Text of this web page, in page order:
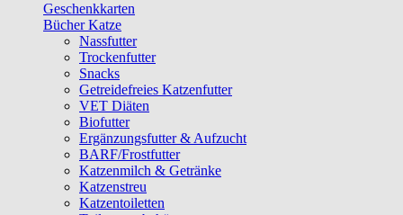
Geschenkkarten
Bücher Katze
Nassfutter
Trockenfutter
Snacks
Getreidefreies Katzenfutter
VET Diäten
Biofutter
Ergänzungsfutter & Aufzucht
BARF/Frostfutter
Katzenmilch & Getränke
Katzenstreu
Katzentoiletten